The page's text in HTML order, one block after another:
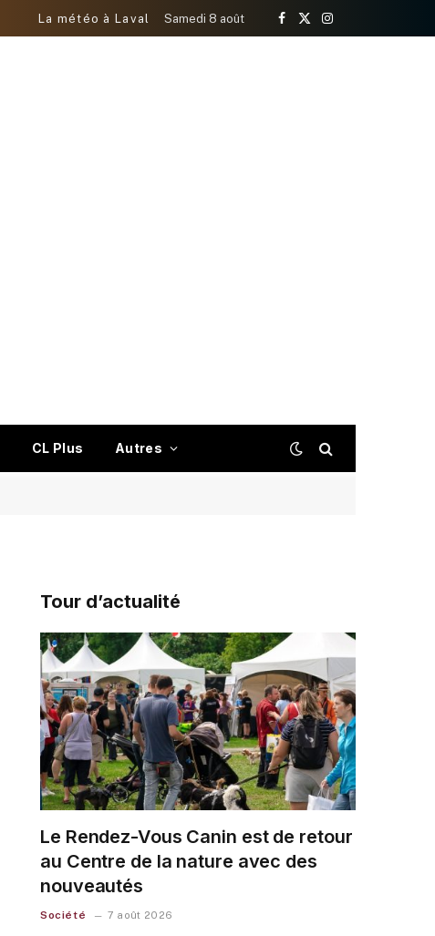
La météo à Laval Samedi 8 août
Facebook
X
Instagram
CL Plus Autres
Tour d’actualité
Le Rendez-Vous Canin est de retour
au Centre de la nature avec des
nouveautés
Société 7 août 2026